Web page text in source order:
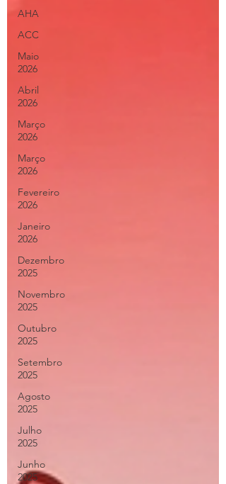
AHA
ACC
Maio
2026
Abril
2026
Março
2026
Março
2026
Fevereiro
2026
Janeiro
2026
Dezembro
2025
Novembro
2025
Outubro
2025
Setembro
2025
Agosto
2025
Julho
2025
Junho
2025